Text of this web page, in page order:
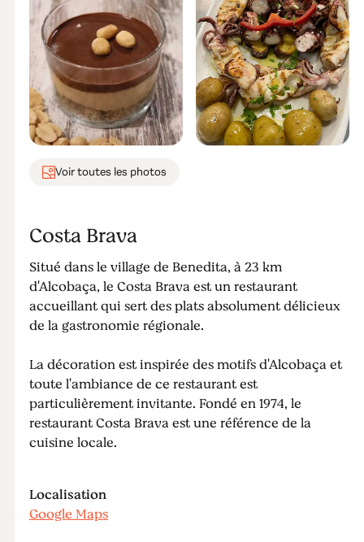
Voir toutes les photos
Costa Brava
Situé dans le village de Benedita, à 23 km
d'Alcobaça, le Costa Brava est un restaurant
accueillant qui sert des plats absolument délicieux
de la gastronomie régionale.
La décoration est inspirée des motifs d'Alcobaça et
toute l'ambiance de ce restaurant est
particulièrement invitante. Fondé en 1974, le
restaurant Costa Brava est une référence de la
cuisine locale.
Localisation
Google Maps